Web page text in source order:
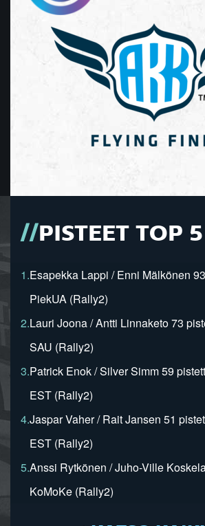
PISTEET TOP 5
1.Esapekka Lappi / Enni Mälkönen
PiekUA (Rally2)
2.Lauri Joona / Antti Linnaketo 73
SAU (Rally2)
3.Patrick Enok / Silver Simm 59
EST (Rally2)
4.Jaspar Vaher / Rait Jansen 51
EST (Rally2)
5.Anssi Rytkönen / Juho-Ville
KoMoKe (Rally2)